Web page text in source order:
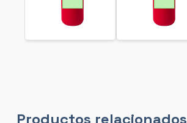
Productos relacionados